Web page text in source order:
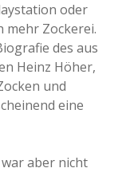
oder
mehr Zockerei.
des aus
Heinz Höher,
und
eine
aber nicht